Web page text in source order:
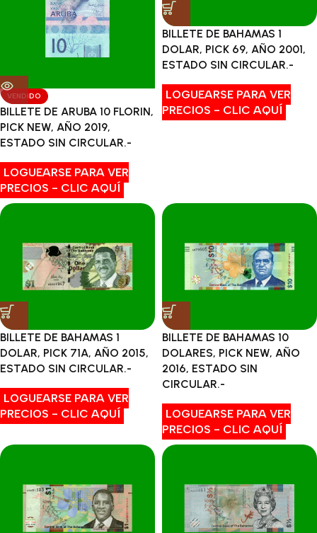
VENDIDO
BILLETE DE ARUBA 10 FLORIN,
PICK NEW, AÑO 2019,
ESTADO SIN CIRCULAR.-
LOGUEARSE PARA VER
PRECIOS - CLIC AQUÍ
BILLETE DE BAHAMAS 1
DOLAR, PICK 69, AÑO 2001,
ESTADO SIN CIRCULAR.-
LOGUEARSE PARA VER
PRECIOS - CLIC AQUÍ
BILLETE DE BAHAMAS 1
DOLAR, PICK 71A, AÑO 2015,
ESTADO SIN CIRCULAR.-
LOGUEARSE PARA VER
PRECIOS - CLIC AQUÍ
BILLETE DE BAHAMAS 10
DOLARES, PICK NEW, AÑO
2016, ESTADO SIN
CIRCULAR.-
LOGUEARSE PARA VER
PRECIOS - CLIC AQUÍ